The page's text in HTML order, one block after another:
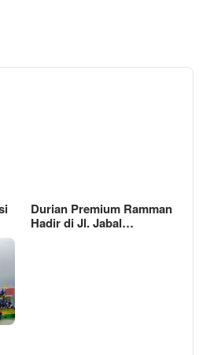
Durian Premium Ramman
Hadir di Jl. Jabal…